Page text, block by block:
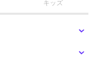
キッズ